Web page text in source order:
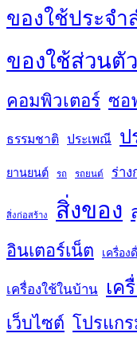
ของใช้ประจ
ของใช้ส่วนตัว
คอมพิวเตอร์ ซอ
ธรรมชาติ ประเพณี ป
ยานยนต์ รถ รถยนต์ ร่า
สิ่งก่อสร้าง สิ่งของ
อินเตอร์เน็ต เครื่อง
เครื่องใช้ในบ้าน เค
เว็บไซต์ โปรแก